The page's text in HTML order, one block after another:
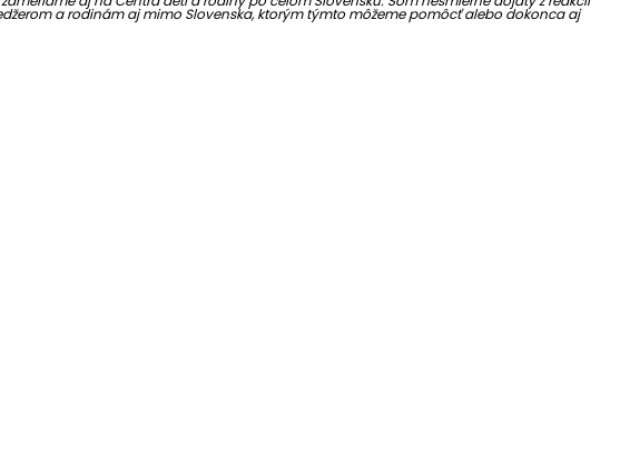
a rodinám aj mimo Slovenska, ktorým týmto môžeme pomôcť alebo dokonca aj